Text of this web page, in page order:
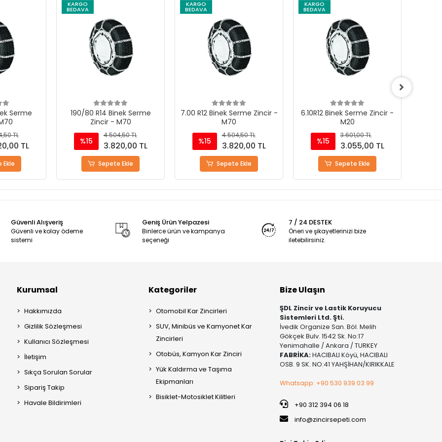
Serme
TL
TL
Ekle
KARGO
BEDAVA
190/80 R14 Binek Serme
Zincir - M70
%15
4.504,50 TL
3.820,00 TL
Sepete Ekle
KARGO
BEDAVA
7.00 R12 Binek Serme Zincir -
M70
%15
4.504,50 TL
3.820,00 TL
Sepete Ekle
KARGO
BEDAVA
6.10R12 Binek Serme Zincir -
M20
%15
3.601,00 TL
3.055,00 TL
Sepete Ekle
Güvenli Alışveriş
Güvenli ve kolay ödeme
sistemi
Geniş Ürün Yelpazesi
Binlerce ürün ve kampanya
seçeneği
7 / 24 DESTEK
Öneri ve şikayetlerinizi bize
iletebilirsiniz.
Kurumsal
Hakkımızda
Gizlilik Sözleşmesi
Kullanıcı Sözleşmesi
İletişim
Sıkça Sorulan Sorular
Sipariş Takip
Havale Bildirimleri
Kategoriler
Otomobil Kar Zincirleri
SUV, Minibüs ve Kamyonet Kar
Zincirleri
Otobüs, Kamyon Kar Zinciri
Yük Kaldırma ve Taşıma
Ekipmanları
Bisiklet-Motosiklet Kilitleri
Bize Ulaşın
ŞDL Zincir ve Lastik Koruyucu
Sistemleri Ltd. Şti.
İvedik Organize San. Böl. Melih
Gökçek Bulv. 1542 Sk. No:17
Yenimahalle / Ankara / TURKEY
FABRİKA:HACIBALI Köyü, HACIBALI
OSB. 9 SK. NO:41 YAHŞİHAN/KIRIKKALE
Whatsapp: +90 530 939 03 99
+90 312 394 06 18
info@zincirsepeti.com